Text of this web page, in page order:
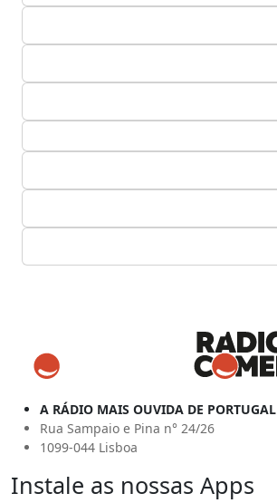
A RÁDIO MAIS OUVIDA DE PORTUGAL
Rua Sampaio e Pina n° 24/26
1099-044 Lisboa
Instale as nossas Apps